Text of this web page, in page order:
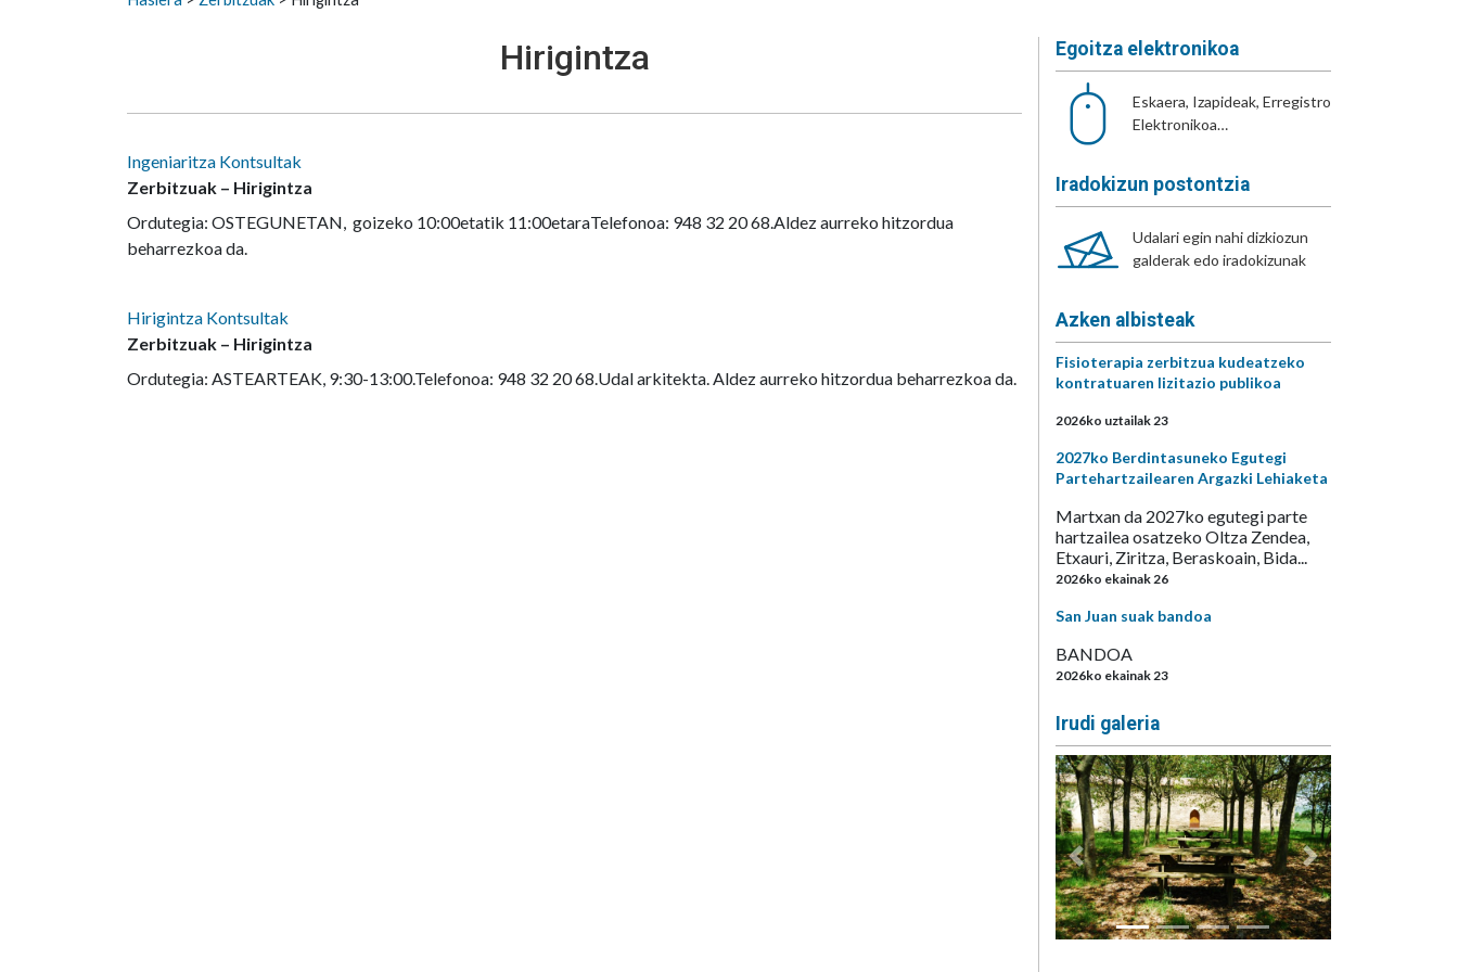
Hirigintza
Ingeniaritza Kontsultak
Zerbitzuak – Hirigintza
Ordutegia: OSTEGUNETAN, goizeko 10:00etatik 11:00etaraTelefonoa: 948 32 20 68.Aldez aurreko hitzordua
beharrezkoa da.
Hirigintza Kontsultak
Zerbitzuak – Hirigintza
Ordutegia: ASTEARTEAK, 9:30-13:00.Telefonoa: 948 32 20 68.Udal arkitekta. Aldez aurreko hitzordua beharrezkoa da.
Egoitza elektronikoa
Eskaera, Izapideak, Erregistro
Elektronikoa…
Iradokizun postontzia
Udalari egin nahi dizkiozun
galderak edo iradokizunak
Azken albisteak
Fisioterapia zerbitzua kudeatzeko
kontratuaren lizitazio publikoa
2026ko uztailak 23
2027ko Berdintasuneko Egutegi
Partehartzailearen Argazki Lehiaketa
Martxan da 2027ko egutegi parte
hartzailea osatzeko Oltza Zendea,
Etxauri, Ziritza, Beraskoain, Bida...
2026ko ekainak 26
San Juan suak bandoa
BANDOA
2026ko ekainak 23
Irudi galeria
Aurrekoa Hurrengoa